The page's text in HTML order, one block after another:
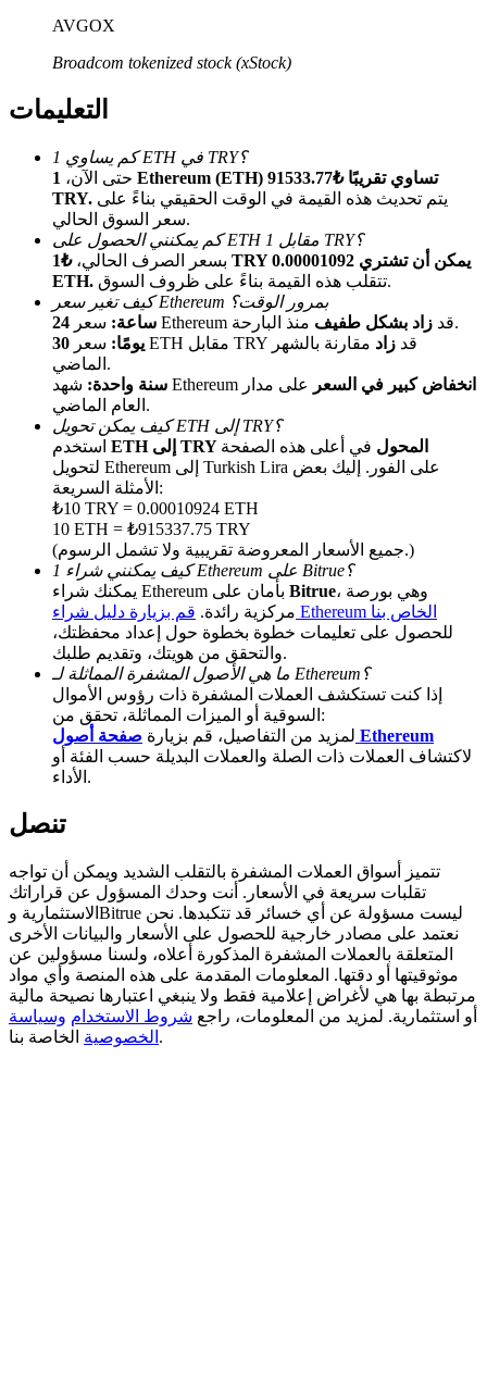
الإحالة
قم بدعوة صديق لتحصل على مكافآت نقدية
BTC Welcome Rewards
BTC Welcome Rewards
Deposit & Trade BTC to Share 25000 USDT prize pool!
Exclusive for BitMart Users
Register & Trade to Win 500,000 USDT
AVGOX
Broadcom tokenized stock (xStock)
التعليمات
كم يساوي 1 ETH في TRY؟
حتى الآن، 1 Ethereum (ETH) تساوي تقريبًا ₺91533.77
TRY.
سعر السوق الحالي.
كم يمكنني الحصول على ETH مقابل 1 TRY؟
بسعر الصرف الحالي،
₺1 TRY يمكن أن تشتري 0.00001092
ETH.
تتقلب هذه القيمة بناءً على ظروف السوق.
كيف تغير سعر Ethereum بمرور الوقت؟
24 ساعة:
سعر Ethereum قد زاد بشكل طفيف
منذ البارحة.
30 يومًا:
سعر ETH مقابل TRY قد زاد مقارنة بالشهر
الماضي.
سنة واحدة: شهد Ethereum انخفاض كبير في السعر
على مدار
العام الماضي.
كيف يمكن تحويل ETH إلى TRY؟
ETH إلى TRY المحول في أعلى هذه الصفحة
لتحويل Ethereum إلى Turkish Lira على الفور. إليك بعض
الأمثلة السريعة:
₺10 TRY = 0.00010924 ETH
10 ETH = ₺915337.75 TRY
(جميع الأسعار المعروضة تقريبية ولا تشمل الرسوم.)
كيف يمكنني شراء 1 Ethereum على Bitrue؟
Bitrue، وهي بورصة
مركزية رائدة.
قم بزيارة دليل شراء Ethereum الخاص بنا
للحصول على تعليمات خطوة بخطوة حول إعداد محفظتك،
والتحقق من هويتك، وتقديم طلبك.
ما هي الأصول المشفرة المماثلة لـ Ethereum؟
إذا كنت تستكشف العملات المشفرة ذات رؤوس الأموال
السوقية أو الميزات المماثلة، تحقق من:
لمزيد من التفاصيل، قم بزيارة صفحة أصول Ethereum
لاكتشاف العملات ذات الصلة والعملات البديلة حسب الفئة أو
الأداء.
تنصل
تتميز أسواق العملات المشفرة بالتقلب الشديد ويمكن أن تواجه
تقلبات سريعة في الأسعار. أنت وحدك المسؤول عن قراراتك
الاستثمارية وBitrue ليست مسؤولة عن أي خسائر قد تتكبدها. نحن
نعتمد على مصادر خارجية للحصول على الأسعار والبيانات الأخرى
المتعلقة بالعملات المشفرة المذكورة أعلاه، ولسنا مسؤولين عن
موثوقيتها أو دقتها. المعلومات المقدمة على هذه المنصة وأي مواد
مرتبطة بها هي لأغراض إعلامية فقط ولا ينبغي اعتبارها نصيحة مالية
أو استثمارية. لمزيد من المعلومات، راجع شروط الاستخدام وسياسة
الخصوصية الخاصة بنا.